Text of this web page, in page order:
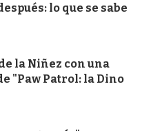
lo que se sabe
la Niñez con una
"Paw Patrol: la Dino